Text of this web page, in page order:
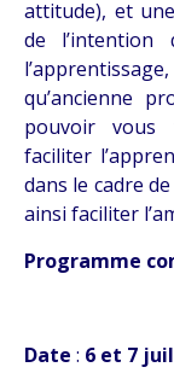
attitude), et
de
qu’ancienne
pouvoir vous
faciliter
dans le cadre
ainsi faciliter
Programme
Date : 6 et 7